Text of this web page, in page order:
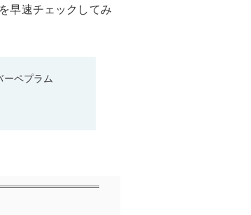
早速チェックしてみ
ペプラム